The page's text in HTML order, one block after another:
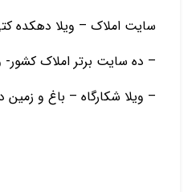
سایت املاک – ویلا دهکده
– ده سایت برتر املاک کشور-
– ویلا شکارگاه – باغ و زمين